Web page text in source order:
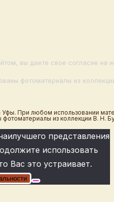
вы даете свое согласие на
фотоматериалы из
При любом использовании
из коллекции В. Н.
представления
использовать
Вас это устраивает.